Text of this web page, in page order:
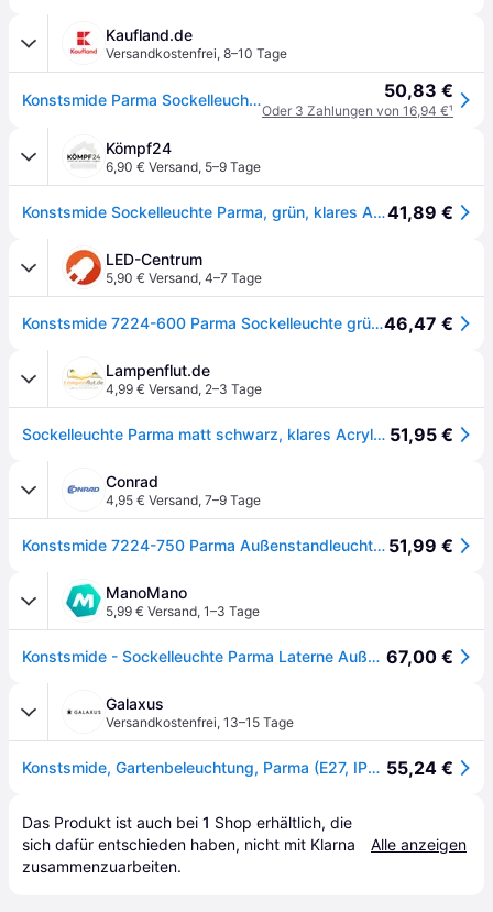
Kaufland.de
Versandkostenfrei, 8–10 Tage
Konstsmide Parma Sockelleuchte grün lackiertes Aluminium, klares Acrylglas 7224-600 50,83 €
Oder 3 Zahlungen von 16,94 €¹
Kömpf24
6,90 € Versand, 5–9 Tage
Konstsmide Sockelleuchte Parma, grün, klares Acrylglas (7224-600)41,89 €
LED-Centrum
5,90 € Versand, 4–7 Tage
Konstsmide 7224-600 Parma Sockelleuchte grün lackiertes Aluminium, klares Acrylglas46,47 €
Lampenflut.de
4,99 € Versand, 2–3 Tage
Sockelleuchte Parma matt schwarz, klares Acrylglas 51,95 €
Conrad
4,95 € Versand, 7–9 Tage
Konstsmide 7224-750 Parma Außenstandleuchte Energiesparlampe E27 75 W Schwarz 51,99 €
ManoMano
5,99 € Versand, 1–3 Tage
Konstsmide - Sockelleuchte Parma Laterne Außen Im Landhausstil, Weiß, Höhe 54cm 67,00 €
Galaxus
Versandkostenfrei, 13–15 Tage
Konstsmide, Gartenbeleuchtung, Parma (E27, IP43) 55,24 €
Das Produkt ist auch bei 1 Shop erhältlich, die
sich dafür entschieden haben, nicht mit Klarna
zusammenzuarbeiten.
Alle anzeigen